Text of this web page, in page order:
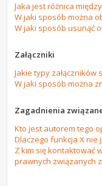
Jaka jest różnica
W jaki sposób można
W jaki sposób usunąć
Załączniki
Jakie typy
W jaki sposób można
Zagadnienia
Kto jest autorem tego
Dlaczego funkcja X nie
Z kim się kontaktować
prawnych związanych